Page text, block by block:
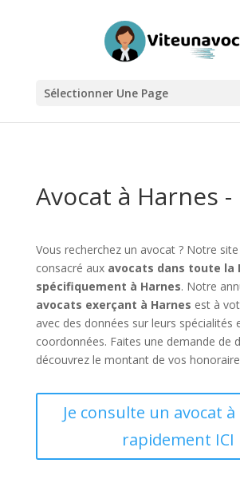
Sélectionner Une Page
Avocat à Harnes -
Vous recherchez un avocat ? Notre
consacré aux avocats dans toute la
spécifiquement à Harnes. Notre
avocats exerçant à Harnes est à
avec des données sur leurs spécialités
coordonnées. Faites une demande de
découvrez le montant de vos
Je consulte un avocat
rapidement ICI